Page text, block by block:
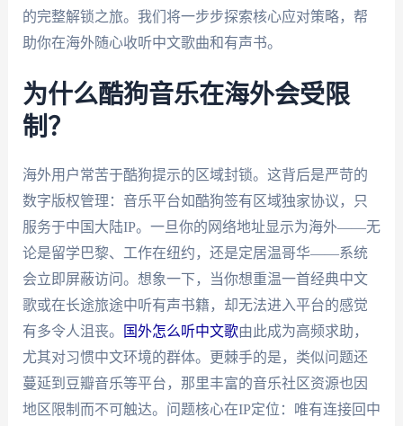
的完整解锁之旅。我们将一步步探索核心应对策略，帮
助你在海外随心收听中文歌曲和有声书。
为什么酷狗音乐在海外会受限
制？
海外用户常苦于酷狗提示的区域封锁。这背后是严苛的
数字版权管理：音乐平台如酷狗签有区域独家协议，只
服务于中国大陆IP。一旦你的网络地址显示为海外——无
论是留学巴黎、工作在纽约，还是定居温哥华——系统
会立即屏蔽访问。想象一下，当你想重温一首经典中文
歌或在长途旅途中听有声书籍，却无法进入平台的感觉
有多令人沮丧。
国外怎么听中文歌由此成为高频求助，
尤其对习惯中文环境的群体。更棘手的是，类似问题还
蔓延到豆瓣音乐等平台，那里丰富的音乐社区资源也因
地区限制而不可触达。问题核心在IP定位：唯有连接回中